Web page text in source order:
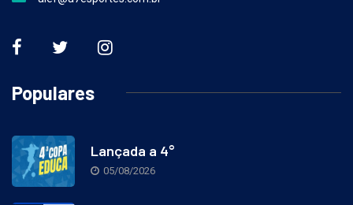
alef@a7esportes.com.br
Populares
Lançada a 4°
05/08/2026